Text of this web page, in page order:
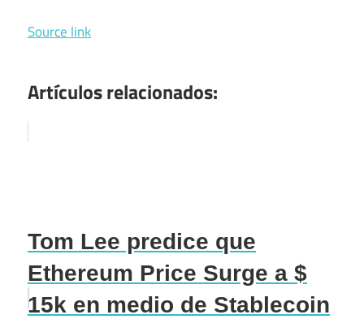
Source link
Artículos relacionados:
Tom Lee predice que
Ethereum Price Surge a $
15k en medio de Stablecoin